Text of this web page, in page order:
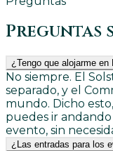
Preguntas
¿Tengo que alojarme
No siempre. El
separado, y el
mundo. Dicho
puedes ir
evento, sin
¿Las entradas para los